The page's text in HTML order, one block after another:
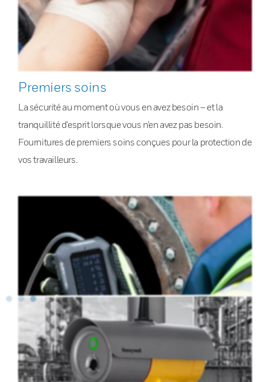
Premiers soins
La sécurité au moment où vous en avez besoin – et la
tranquillité d’esprit lorsque vous n’en avez pas besoin.
Fournitures de premiers soins conçues pour la protection de
vos travailleurs.